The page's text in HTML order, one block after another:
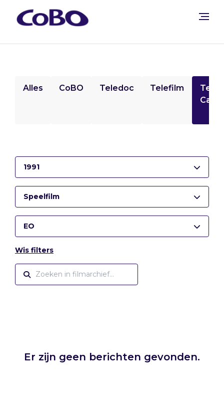
Alles CoBO Teledoc Telefilm
1991
Speelfilm
EO
Wis filters
Er zijn geen berichten gevonden.